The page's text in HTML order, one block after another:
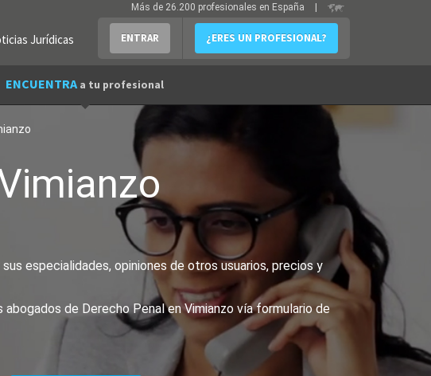
Jurídicas ENTRAR ¿ERES UN PROFESIONAL?
Más de 26.200 profesionales en España
ENCUENTRA a tu profesional
especialidades, opiniones de otros usuarios, precios y
de Derecho Penal en Vimianzo vía formulario de